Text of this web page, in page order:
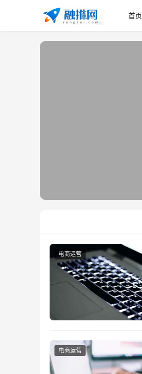
首页
电商运营
电商运营